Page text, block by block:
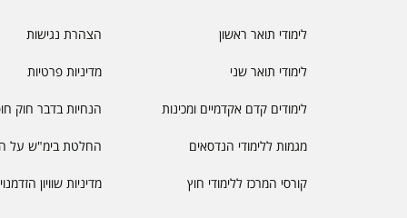
לימודי תואר ראשון
לימודי תואר שני
לימודים קדם אקדמיים ומכינות
מגמות ללימודי הנדסאים
קורסי המרכז ללימודי חוץ
הצהרת נגישות
מדיניות פרטיות
הנחיות בדבר חוק
החלטת בימ"ש על
מדיניות שוויון